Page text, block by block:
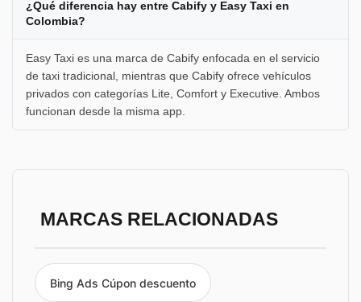
¿Qué diferencia hay entre Cabify y Easy Taxi en
Colombia?
Easy Taxi es una marca de Cabify enfocada en el servicio
de taxi tradicional, mientras que Cabify ofrece vehículos
privados con categorías Lite, Comfort y Executive. Ambos
funcionan desde la misma app.
MARCAS RELACIONADAS
Bing Ads Cúpon descuento